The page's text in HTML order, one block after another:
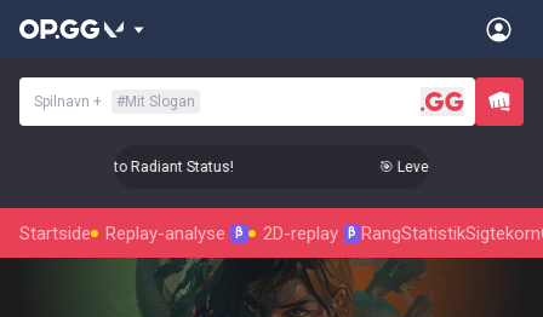
Spilnavn + #Mit Slogan
Up Your Aim to Radiant Status! 🎯 Level Up Your Aim to
Startside Replay-analyse β 2D-replay β RangStatistikSigtekorn